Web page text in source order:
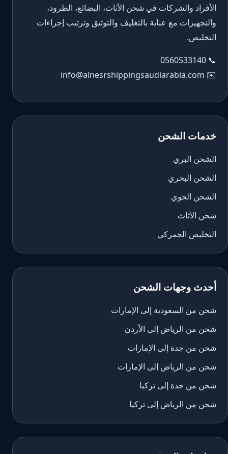
الأفراد والشركات في شحن الأثاث، البضائع، الطرود،
والتجهيزات مع عناية بالتغليف والتوثيق وترتيب إجراءات
التخليص.
📞
0560533140
✉️
info@alnesrshippingsaudiarabia.com
خدمات الشحن
الشحن البري
الشحن البحري
الشحن الجوي
شحن الأثاث
التخليص الجمركي
أحدث وجهات الشحن
شحن من السعودية إلى الإمارات
شحن من الرياض إلى الأردن
شحن من جدة إلى الإمارات
شحن من الرياض إلى الإمارات
شحن من جدة إلى تركيا
شحن من الرياض إلى تركيا